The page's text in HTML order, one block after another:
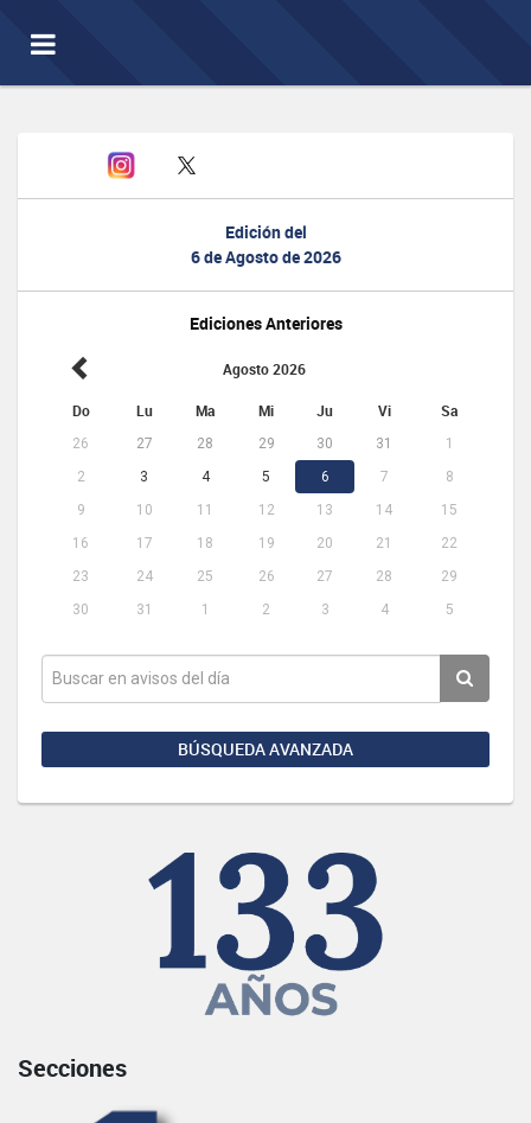
Toggle
navigation
Edición del
6 de Agosto de 2026
Ediciones Anteriores
Agosto 2026
Do Lu Ma Mi Ju Vi Sa
26 27 28 29 30 31
1
2
3 4 5 6 7
8
9
10 11 12 13 14
15
16
17 18 19 20 21
22
23
24 25 26 27 28
29
30
31 1 2 3 4 5
BÚSQUEDA AVANZADA
Secciones